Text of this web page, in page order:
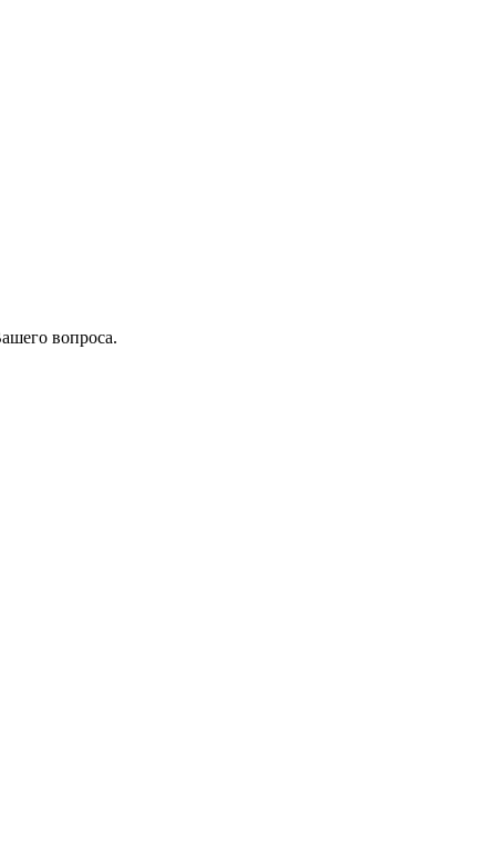
вопроса.